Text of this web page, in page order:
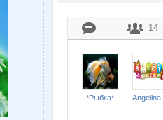
14
*Рыбка*